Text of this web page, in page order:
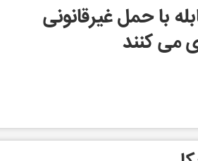
با حمل غیرقانونی
می کنند